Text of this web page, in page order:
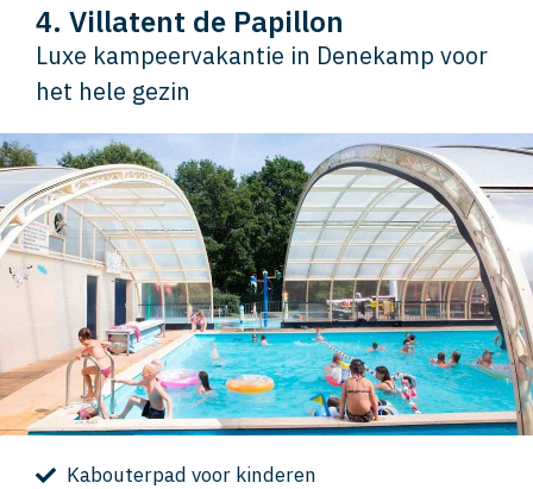
4. Villatent de Papillon
Luxe kampeervakantie in Denekamp voor
het hele gezin
Kabouterpad voor kinderen